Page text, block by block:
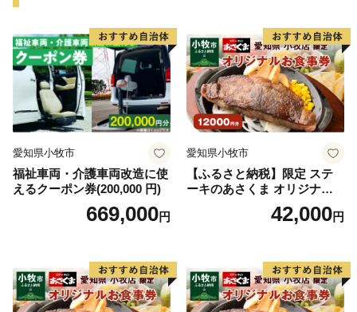
国宝や重要文化財の建築・仏像が数多く残され、豊かな
歴史文化資源に恵まれており、観光客で賑わっていま
す。
※県立医科大学の運営支援・施設整備(未来への飛躍基
金」」 へのご寄附をご希望の方は下記バナー(ふるさ
と奈良県応援サイト)(外部リンク)よりお手続きをお願い
いたします。
愛知県小牧市
福祉車両・介護車両改造に使
えるクーポン券(200,000 円)
669,000円
愛知県小牧市
【ふるさと納税】限定 ステ
ーキのあさくま オリジナル
お食事券 12000円 お好きなメ
ニュー 好きなだけ コーンス
県 小牧店 小牧市 チケット 送
料無料
42,000円